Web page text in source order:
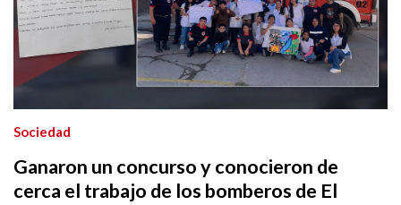
Ganaron un concurso y conocieron de
cerca el trabajo de los bomberos de El
Sociedad